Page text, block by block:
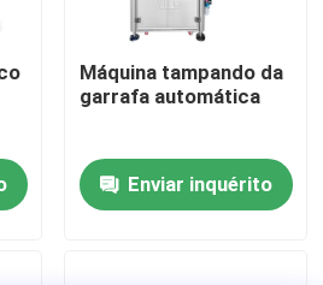
Máquina tampando da
garrafa automática
Enviar inquérito